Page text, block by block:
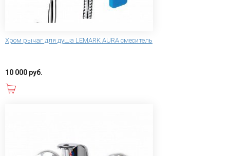
Хром рычаг для душа LEMARK AURA смеситель
10 000 руб.